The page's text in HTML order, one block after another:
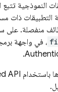
النموذجية
التطبيقات ذات
منفصلة. على
، في واجهة
.